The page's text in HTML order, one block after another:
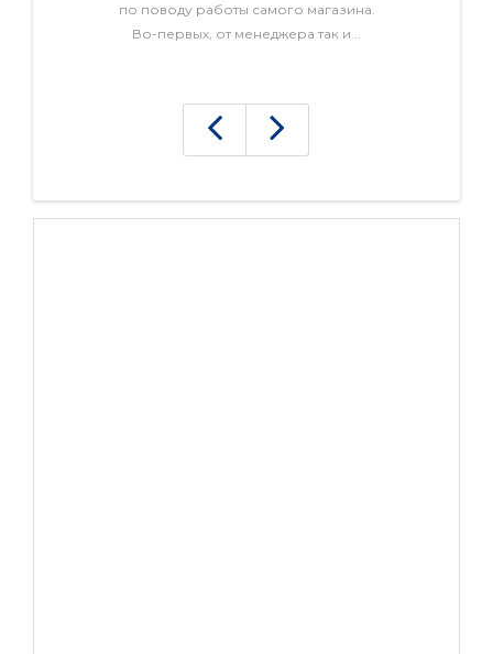
по поводу работы самого магазина.
Во-первых, от менеджера так и ..